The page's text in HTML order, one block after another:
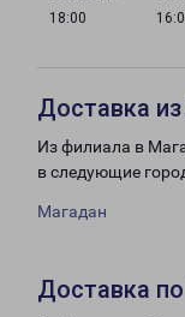
18:00
Доставка
Из филиала в
в следующие
Магадан
Доставка